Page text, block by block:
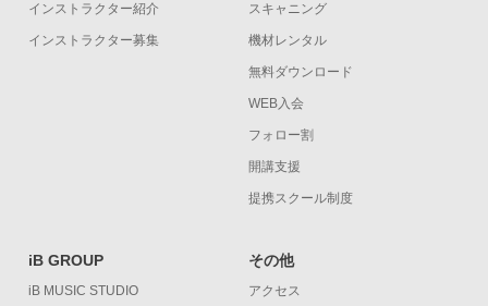
インストラクター紹介
インストラクター募集
スキャニング
機材レンタル
無料ダウンロード
WEB入会
フォロー割
開講支援
提携スクール制度
iB GROUP
iB MUSIC STUDIO
その他
アクセス